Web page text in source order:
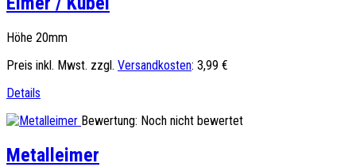
Höhe 20mm
Preis inkl. Mwst. zzgl. Versandkosten: 3,99 €
Details
Bewertung: Noch nicht bewertet
Metalleimer